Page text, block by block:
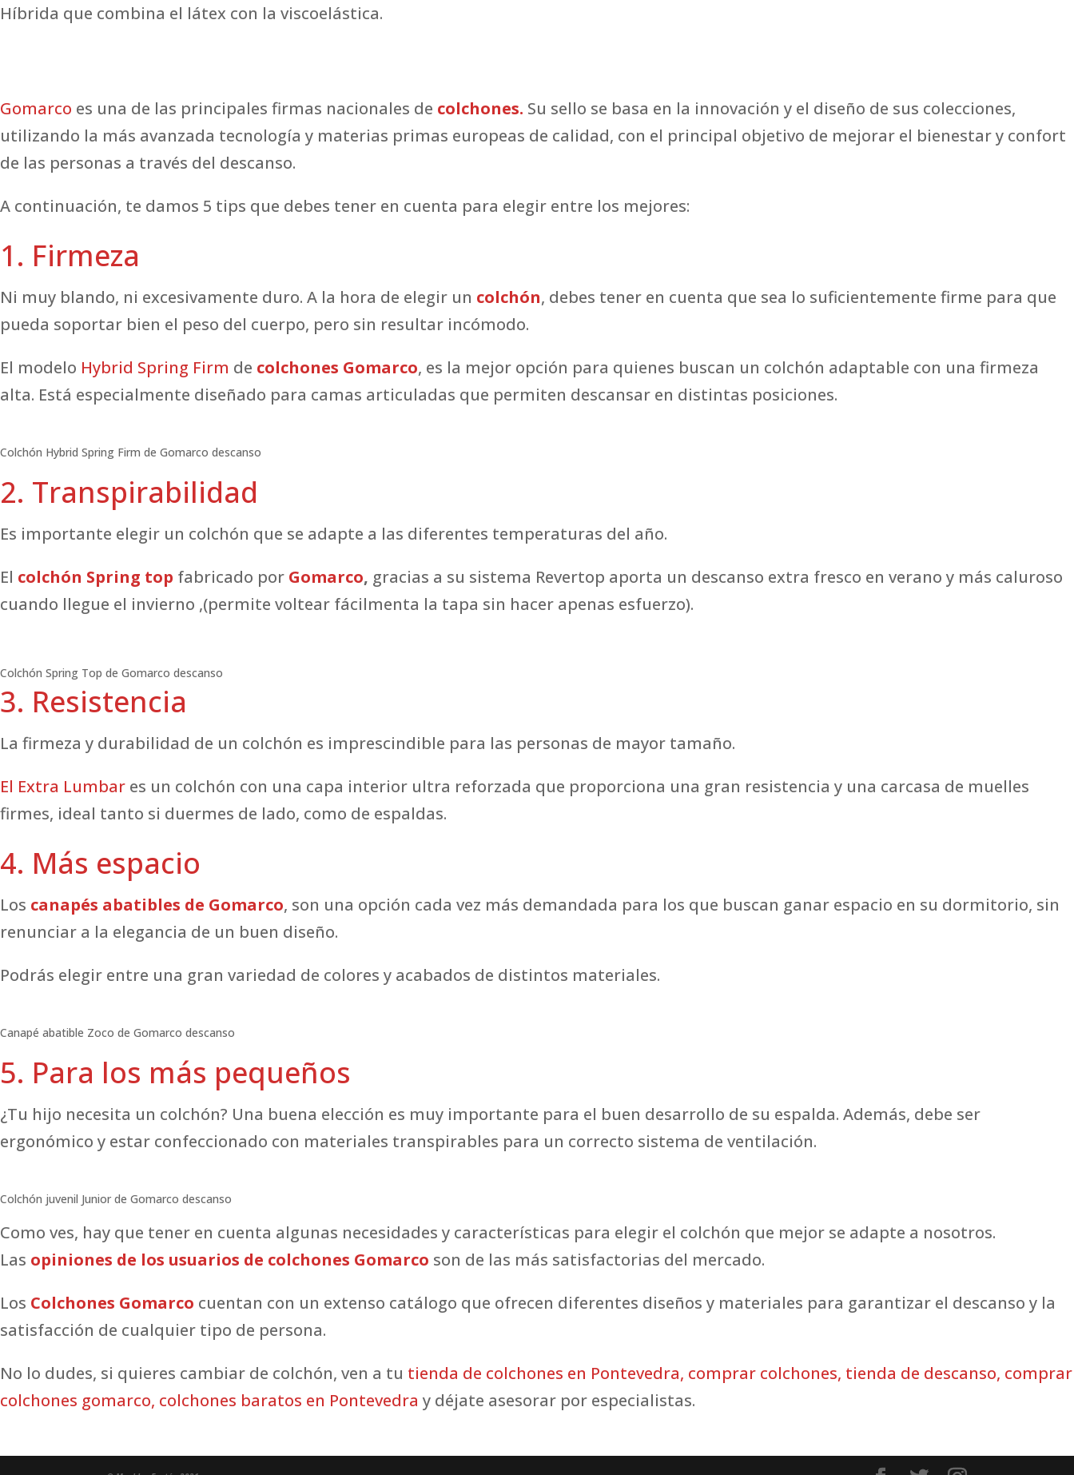
Híbrida que combina el látex con la viscoelástica.
Gomarco es una de las principales firmas nacionales de colchones. Su sello se basa en la innovación y el diseño de sus colecciones,
utilizando la más avanzada tecnología y materias primas europeas de calidad, con el principal objetivo de mejorar el bienestar y confort
de las personas a través del descanso.
A continuación, te damos 5 tips que debes tener en cuenta para elegir entre los mejores:
1. Firmeza
Ni muy blando, ni excesivamente duro. A la hora de elegir un colchón, debes tener en cuenta que sea lo suficientemente firme para que
pueda soportar bien el peso del cuerpo, pero sin resultar incómodo.
El modelo Hybrid Spring Firm de colchones Gomarco, es la mejor opción para quienes buscan un colchón adaptable con una firmeza
alta. Está especialmente diseñado para camas articuladas que permiten descansar en distintas posiciones.
Colchón Hybrid Spring Firm de Gomarco descanso
2. Transpirabilidad
Es importante elegir un colchón que se adapte a las diferentes temperaturas del año.
El colchón Spring top fabricado por Gomarco, gracias a su sistema Revertop aporta un descanso extra fresco en verano y más caluroso
cuando llegue el invierno ,(permite voltear fácilmenta la tapa sin hacer apenas esfuerzo).
Colchón Spring Top de Gomarco descanso
3. Resistencia
La firmeza y durabilidad de un colchón es imprescindible para las personas de mayor tamaño.
El Extra Lumbar es un colchón con una capa interior ultra reforzada que proporciona una gran resistencia y una carcasa de muelles
firmes, ideal tanto si duermes de lado, como de espaldas.
4. Más espacio
Los canapés abatibles de Gomarco, son una opción cada vez más demandada para los que buscan ganar espacio en su dormitorio, sin
renunciar a la elegancia de un buen diseño.
Podrás elegir entre una gran variedad de colores y acabados de distintos materiales.
Canapé abatible Zoco de Gomarco descanso
5. Para los más pequeños
¿Tu hijo necesita un colchón? Una buena elección es muy importante para el buen desarrollo de su espalda. Además, debe ser
ergonómico y estar confeccionado con materiales transpirables para un correcto sistema de ventilación.
Colchón juvenil Junior de Gomarco descanso
Como ves, hay que tener en cuenta algunas necesidades y características para elegir el colchón que mejor se adapte a nosotros.
Las opiniones de los usuarios de colchones Gomarco son de las más satisfactorias del mercado.
Los Colchones Gomarco cuentan con un extenso catálogo que ofrecen diferentes diseños y materiales para garantizar el descanso y la
satisfacción de cualquier tipo de persona.
No lo dudes, si quieres cambiar de colchón, ven a tu tienda de colchones en Pontevedra, comprar colchones, tienda de descanso, comprar
colchones gomarco, colchones baratos en Pontevedra y déjate asesorar por especialistas.